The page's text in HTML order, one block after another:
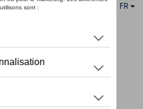
FR
>Confort et protection
> Détail
Chromé